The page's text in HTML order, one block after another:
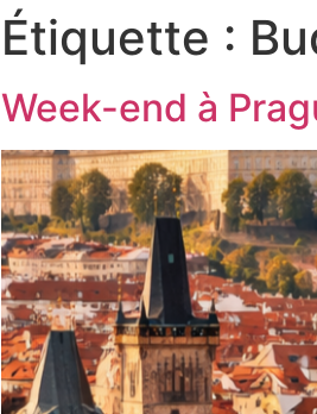
Étiquette :
Week-end à